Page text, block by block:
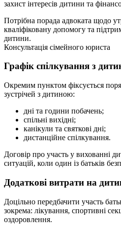
захист інтересів дитини та
Потрібна порада адвоката щодо
кваліфіковану допомогу та
дитини.
Консультація сімейного юриста
Графік спілкування з
Окремим пунктом фіксується
зустрічей з дитиною:
дні та години побачень;
спільні вихідні;
канікули та святкові дні;
дистанційне спілкування.
Договір про участь у вихованні
ситуацій, коли один із батьків
Додаткові витрати на
Доцільно передбачити участь
зокрема: лікування, спортивні
оздоровлення.